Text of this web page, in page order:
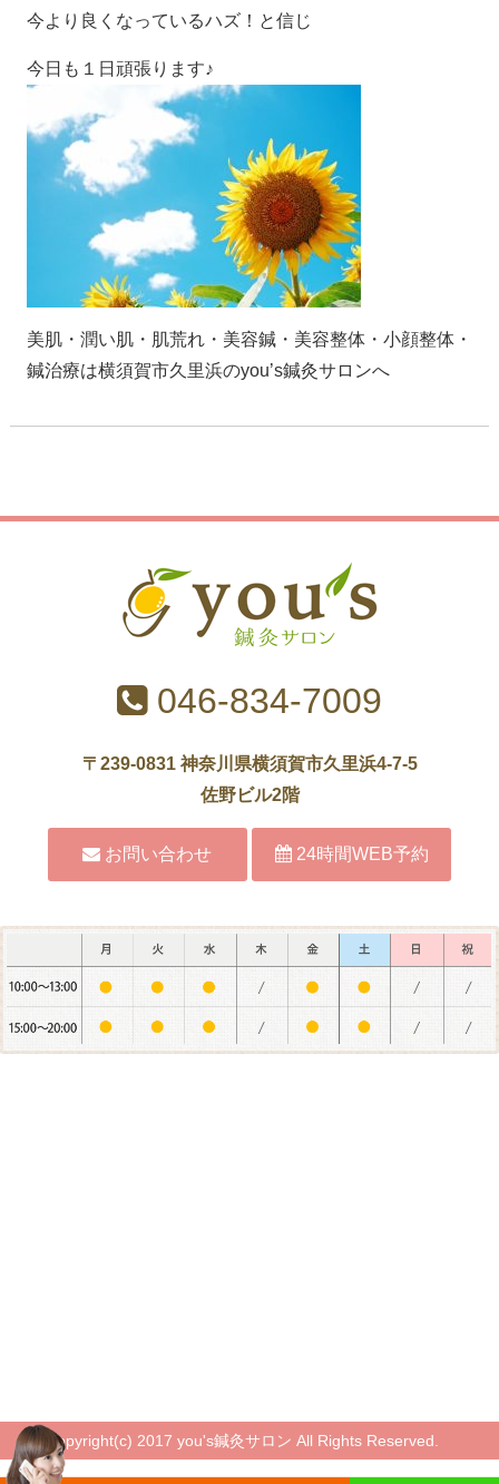
今より良くなっているハズ！と信じ
今日も１日頑張ります♪
美肌・潤い肌・肌荒れ・美容鍼・美容整体・小顔整体・
鍼治療は横須賀市久里浜のyou’s鍼灸サロンへ
046-834-7009
〒239-0831 神奈川県横須賀市久里浜4-7-5
佐野ビル2階
お問い合わせ 24時間WEB予約
Copyright(c) 2017 you's鍼灸サロン All Rights Reserved.